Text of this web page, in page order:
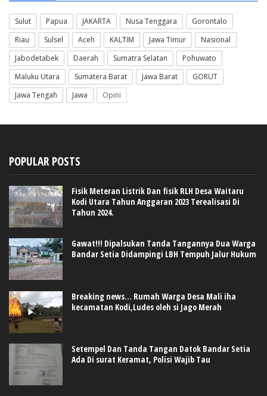
Sulut Papua JAKARTA Nusa Tenggara
Gorontalo
Riau
Sulsel Aceh KALTIM Jawa Timur
Nasional
Jabodetabek
Daerah Sumatra Selatan
Pohuwato
Maluku Utara
Sumatera Barat Jawa Barat
GORUT
Jawa Tengah
Jawa Opini
POPULAR POSTS
Fisik Meteran Listrik Dan fisik RLH Desa Waitaru
Kodi Utara Tahun Anggaran 2023 Terealisasi Di
Tahun 2024.
Gawat!!! Dipalsukan Tanda Tangannya Dua Warga
Bandar Setia Didampingi LBH Tempuh Jalur Hukum
Breaking news... Rumah Warga Desa Mali iha
kecamatan Kodi,Ludes oleh si Jago Merah
Setempel Dan Tanda Tangan Datok Bandar Setia
Ada Di surat Keramat, Polisi Wajib Tau